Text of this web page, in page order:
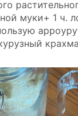
муки+ 1 ч.